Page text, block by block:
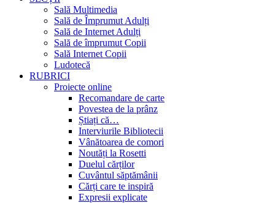
Sală Multimedia
Sală de Împrumut Adulți
Sală de Internet Adulți
Sală de împrumut Copii
Sală Internet Copii
Ludotecă
RUBRICI
Proiecte online
Recomandare de carte
Povestea de la prânz
Știați că…
Interviurile Bibliotecii
Vânătoarea de comori
Noutăți la Rosetti
Duelul cărților
Cuvântul săptămânii
Cărți care te inspiră
Expresii explicate